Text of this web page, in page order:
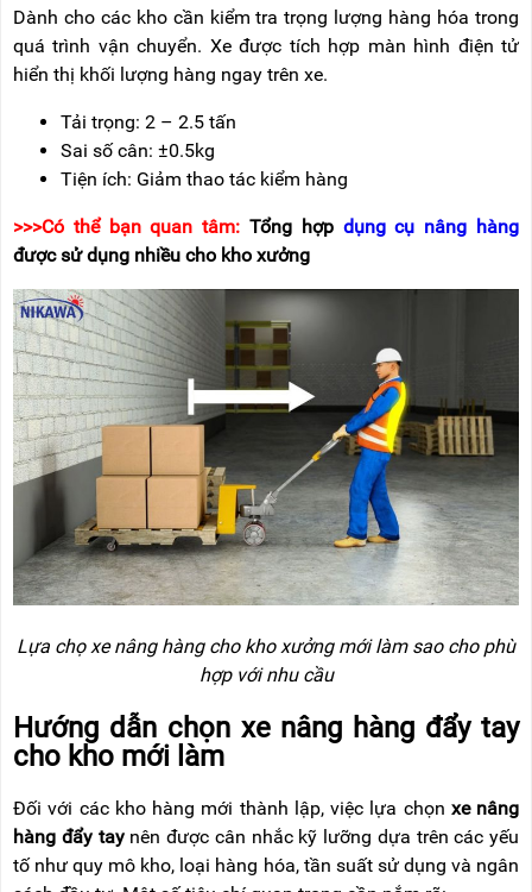
Dành cho các kho cần kiểm tra trọng lượng hàng hóa trong
quá trình vận chuyển. Xeđược tích hợp màn hình điện tử
hiển thị khối lượng hàng ngay trên xe.
Tải trọng: 2 – 2.5 tấn
Sai số cân: ±0.5kg
Tiện ích: Giảm thao tác kiểm hàng
>>>Có thể bạn quan tâm: Tổng hợp dụng cụ nâng hàng
được sử dụng nhiều cho kho xưởng
Lựa chọ xe nâng hàng cho kho xưởng mới làm sao cho phù
hợp với nhu cầu
Hướng dẫn chọn xe nâng hàng đẩy tay
cho kho mới l àm
Đối với các kho hàng mới thành l ập, việc lựa chọn xe nâng
hàng đẩy taynên được cân nhắc kỹ l ưỡng dựa trên các yếu
tố như quy mô kho, loại hàng hóa, tần suất sử dụng và ngân